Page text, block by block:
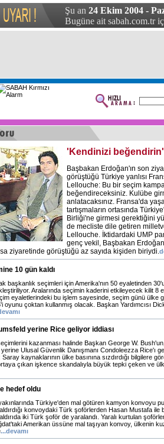
Şu an 24 Ekim 2004 -
Bugüne ait sabah.com.tr
'Kendinizi beğendirin'
Başbakan Erdoğan'ın son
görüştüğü Türkiye yanlısı
Lellouche: Bu bir seçim
beğendireceksiniz. Kulübe
anlatacaksınız. Fransa'da
tartışmaların ortasında
Birliği'ne girmesi gerektiğini
de mecliste dile getiren
Lellouche. İktidardaki UMP
genç vekil, Başbakan
ziyaretinde görüştüğü az sayıda kişiden biriydi.
10 gün kaldı
başkanlık seçimleri için Amerika'nın 50 eyaletinden
Aralarında seçimin kaderini etkileyecek kilit 8
eyaletlerindeki bu işlem sayesinde, seçim günü ülke
oyunu çoktan kullanmış olacak. Başkan Yardımcısı
yerine Rice geliyor iddiası
kazanması halinde Başkan George W.
Ulusal Güvenlik Danışmanı Condoleezza Rice'ı
kaynaklarının ülke basınına sızdırdığı bilgilere
çıkan işkence skandalıyla büyük tepki çeken ve
hedef oldu
Türkiye'den mal götüren kamyon konvoyu
konvoydaki Türk şoförlerden Hasan Mustafa ile
iki Türk şoför de yaralandı. Yaralı kurtulan
Amerikan üssüne mal taşıyan konvoy, ülkenin
...devamı